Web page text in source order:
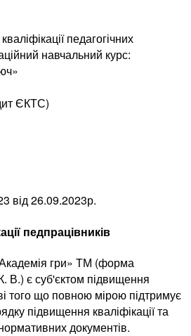
педагогічних
навчальний курс:
ЄКТС)
від 26.09.2023р.
педпрацівників
гри» ТМ (форма
В.) є суб'єктом підвищення
того що повною мірою підтримує
підвищення кваліфікації та
документів.